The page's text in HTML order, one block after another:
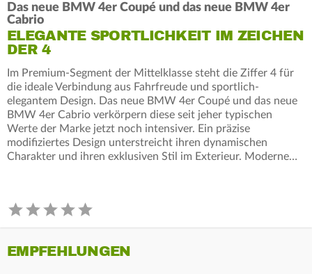
Das neue BMW 4er Coupé und das neue BMW 4er
Cabrio
ELEGANTE SPORTLICHKEIT IM ZEICHEN
DER 4
Im Premium-Segment der Mittelklasse steht die Ziffer 4 für
die ideale Verbindung aus Fahrfreude und sportlich-
elegantem Design. Das neue BMW 4er Coupé und das neue
BMW 4er Cabrio verkörpern diese seit jeher typischen
Werte der Marke jetzt noch intensiver. Ein präzise
modifiziertes Design unterstreicht ihren dynamischen
Charakter und ihren exklusiven Stil im Exterieur. Moderne…
EMPFEHLUNGEN